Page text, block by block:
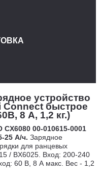
устройство
Connect быстрое
8 А, 1,2 кг.)
00-010615-0001
25 А/ч. Зарядное
для ранцевых
/ BX6025. Вход: 200-240
60 В, 8 А макс. Вес - 1,2